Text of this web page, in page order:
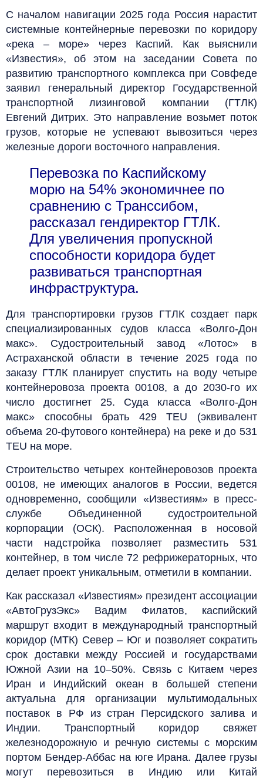
С началом навигации 2025 года Россия нарастит
системные контейнерные перевозки по коридору
«река – море» через Каспий. Как выяснили
«Известия», об этом на заседании Совета по
развитию транспортного комплекса при Совфеде
заявил генеральный директор Государственной
транспортной лизинговой компании (ГТЛК)
Евгений Дитрих. Это направление возьмет поток
грузов, которые не успевают вывозиться через
железные дороги восточного направления.
Перевозка по Каспийскому
морю на 54% экономичнее по
сравнению с Транссибом,
рассказал гендиректор ГТЛК.
Для увеличения пропускной
способности коридора будет
развиваться транспортная
инфраструктура.
Для транспортировки грузов ГТЛК создает парк
специализированных судов класса «Волго-Дон
макс». Судостроительный завод «Лотос» в
Астраханской области в течение 2025 года по
заказу ГТЛК планирует спустить на воду четыре
контейнеровоза проекта 00108, а до 2030-го их
число достигнет 25. Суда класса «Волго-Дон
макс» способны брать 429 TEU (эквивалент
объема 20-футового контейнера) на реке и до 531
TEU на море.
Строительство четырех контейнеровозов проекта
00108, не имеющих аналогов в России, ведется
одновременно, сообщили «Известиям» в пресс-
службе Объединенной судостроительной
корпорации (ОСК). Расположенная в носовой
части надстройка позволяет разместить 531
контейнер, в том числе 72 рефрижераторных, что
делает проект уникальным, отметили в компании.
Как рассказал «Известиям» президент ассоциации
«АвтоГрузЭкс» Вадим Филатов, каспийский
маршрут входит в международный транспортный
коридор (МТК) Север – Юг и позволяет сократить
срок доставки между Россией и государствами
Южной Азии на 10–50%. Связь с Китаем через
Иран и Индийский океан в большей степени
актуальна для организации мультимодальных
поставок в РФ из стран Персидского залива и
Индии. Транспортный коридор свяжет
железнодорожную и речную системы с морским
портом Бендер-Аббас на юге Ирана. Далее грузы
могут перевозиться в Индию или Китай